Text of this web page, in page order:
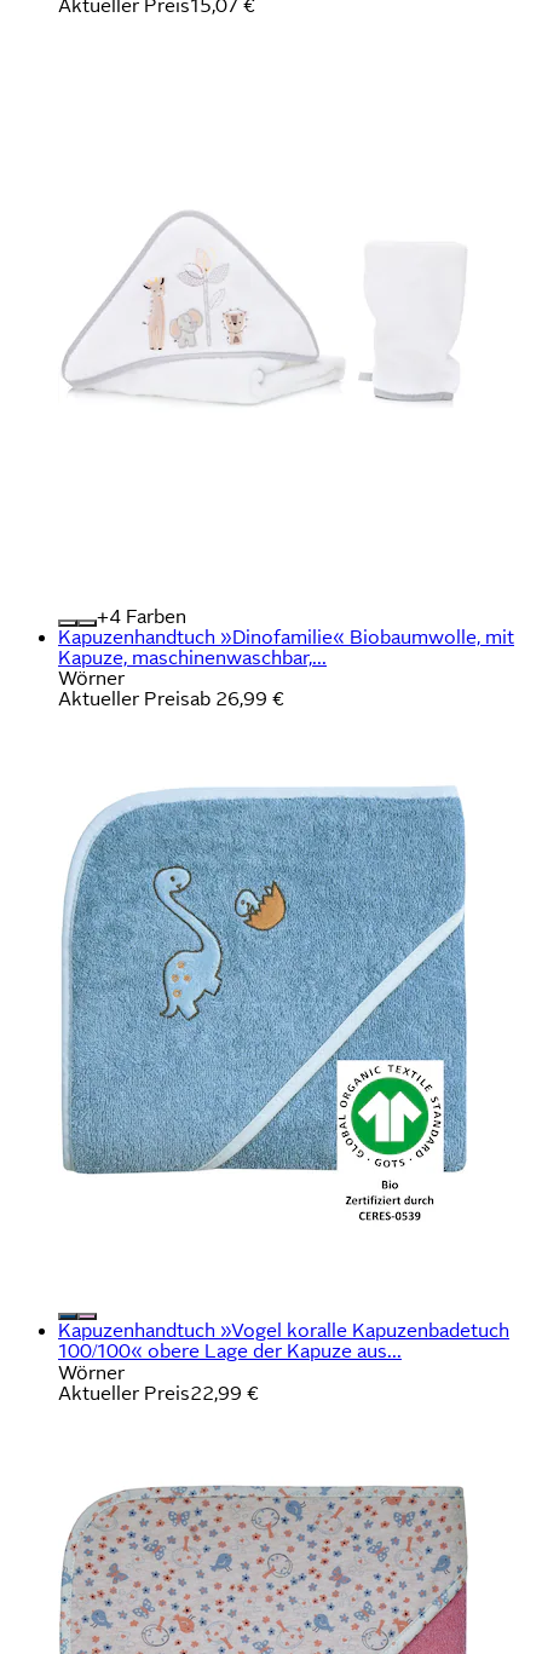
Aktueller Preis15,07 €
+
Farben
Kapuzenhandtuch »Dinofamilie« Biobaumwolle, mit
Kapuze, maschinenwaschbar,...
Wörner
Aktueller Preisab 26,99 €
Kapuzenhandtuch »Vogel koralle Kapuzenbadetuch
100/100« obere Lage der Kapuze aus...
Wörner
Aktueller Preis22,99 €